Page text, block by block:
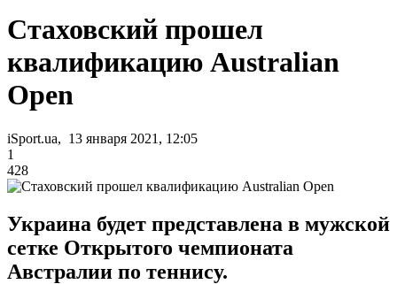
Стаховский прошел
квалификацию Australian
Open
iSport.ua, 13 января 2021, 12:05
1
428
Украина будет представлена в мужской
сетке Открытого чемпионата
Австралии по теннису.